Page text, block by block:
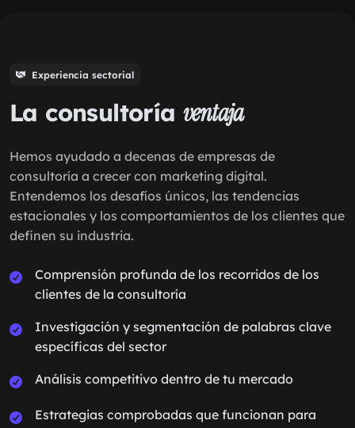
Experiencia sectorial
La consultoría ventaja
Hemos ayudado a decenas de empresas de
consultoría a crecer con marketing digital.
Entendemos los desafíos únicos, las tendencias
estacionales y los comportamientos de los clientes que
definen su industria.
Comprensión profunda de los recorridos de los
clientes de la consultoría
Investigación y segmentación de palabras clave
específicas del sector
Análisis competitivo dentro de tu mercado
Estrategias comprobadas que funcionan para